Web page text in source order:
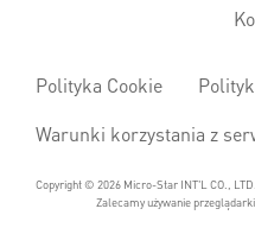
Copyright © 2026 Micro-Star INT'L CO.,
Zalecamy używanie
Polityka Cookie
Warunki korzystania z